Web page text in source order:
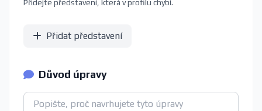
Přidejte představení, která v profilu chybí.
Přidat představení
Důvod úpravy